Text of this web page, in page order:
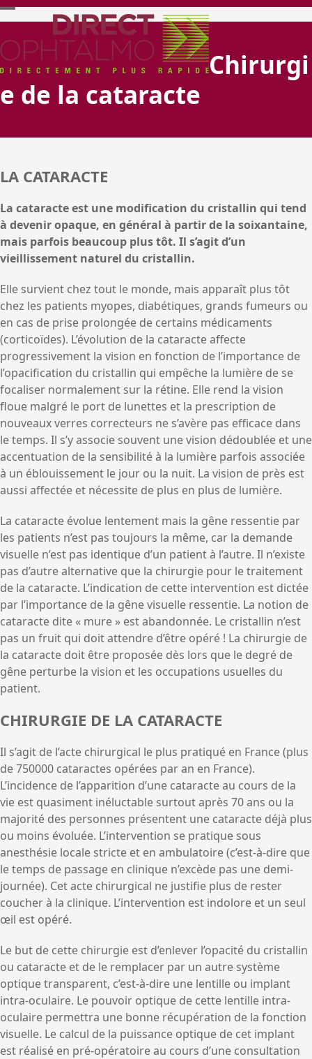
Skip
to
content
Open
mobile
menu
Close
mobile
menu
Chirurgi
e de la cataracte
LA CATARACTE
La cataracte est une modification du cristallin qui tend
à devenir opaque, en général à partir de la soixantaine,
mais parfois beaucoup plus tôt. Il s’agit d’un
vieillissement naturel du cristallin.
Elle survient chez tout le monde, mais apparaît plus tôt
chez les patients myopes, diabétiques, grands fumeurs ou
en cas de prise prolongée de certains médicaments
(corticoïdes). L’évolution de la cataracte affecte
progressivement la vision en fonction de l’importance de
l’opacification du cristallin qui empêche la lumière de se
focaliser normalement sur la rétine. Elle rend la vision
floue malgré le port de lunettes et la prescription de
nouveaux verres correcteurs ne s’avère pas efficace dans
le temps. Il s’y associe souvent une vision dédoublée et une
accentuation de la sensibilité à la lumière parfois associée
à un éblouissement le jour ou la nuit. La vision de près est
aussi affectée et nécessite de plus en plus de lumière.
La cataracte évolue lentement mais la gêne ressentie par
les patients n’est pas toujours la même, car la demande
visuelle n’est pas identique d’un patient à l’autre. Il n’existe
pas d’autre alternative que la chirurgie pour le traitement
de la cataracte. L’indication de cette intervention est dictée
par l’importance de la gêne visuelle ressentie. La notion de
cataracte dite « mure » est abandonnée. Le cristallin n’est
pas un fruit qui doit attendre d’être opéré ! La chirurgie de
la cataracte doit être proposée dès lors que le degré de
gêne perturbe la vision et les occupations usuelles du
patient.
CHIRURGIE DE LA CATARACTE
Il s’agit de l’acte chirurgical le plus pratiqué en France (plus
de 750000 cataractes opérées par an en France).
L’incidence de l’apparition d’une cataracte au cours de la
vie est quasiment inéluctable surtout après 70 ans ou la
majorité des personnes présentent une cataracte déjà plus
ou moins évoluée. L’intervention se pratique sous
anesthésie locale stricte et en ambulatoire (c’est-à-dire que
le temps de passage en clinique n’excède pas une demi-
journée). Cet acte chirurgical ne justifie plus de rester
coucher à la clinique. L’intervention est indolore et un seul
œil est opéré.
Le but de cette chirurgie est d’enlever l’opacité du cristallin
ou cataracte et de le remplacer par un autre système
optique transparent, c’est-à-dire une lentille ou implant
intra-oculaire. Le pouvoir optique de cette lentille intra-
oculaire permettra une bonne récupération de la fonction
visuelle. Le calcul de la puissance optique de cet implant
est réalisé en pré-opératoire au cours d’une consultation